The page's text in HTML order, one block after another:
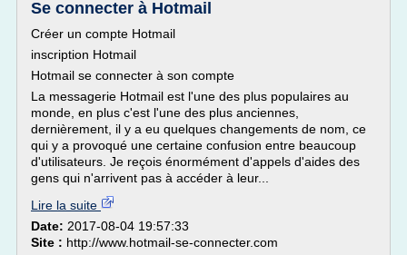
Se connecter à Hotmail
Créer un compte Hotmail
inscription Hotmail
Hotmail se connecter à son compte
La messagerie Hotmail est l'une des plus populaires au
monde, en plus c'est l'une des plus anciennes,
dernièrement, il y a eu quelques changements de nom, ce
qui y a provoqué une certaine confusion entre beaucoup
d'utilisateurs. Je reçois énormément d'appels d'aides des
gens qui n'arrivent pas à accéder à leur...
Lire la suite
Date: 2017-08-04 19:57:33
Site : http://www.hotmail-se-connecter.com